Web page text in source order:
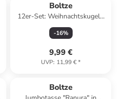
Boltze
12er-Set: Weihnachtskugeln
"Nollag" in Weiß/ Rot - (B)3 x
(H)4 cm
-16%
9,99 €
UVP: 11,99 €*
Boltze